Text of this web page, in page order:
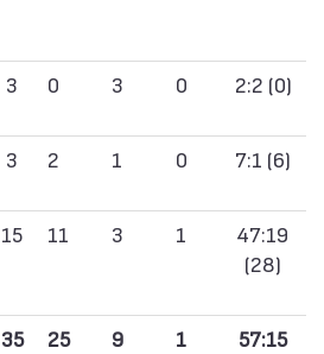
3 0 3 0 2:2 (0)
3 2 1 0 7:1 (6)
15 11 3 1
47:19
(28)
35 25 9 1
57:15